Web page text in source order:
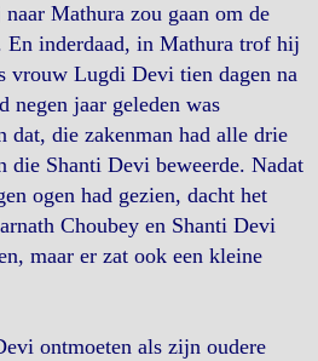
Mathura zou gaan om de
En inderdaad, in Mathura trof hij
vrouw Lugdi Devi tien dagen na
negen jaar geleden was
dat, die zakenman had alle drie
die Shanti Devi beweerde. Nadat
ogen had gezien, dacht het
Choubey en Shanti Devi
maar er zat ook een kleine
ontmoeten als zijn oudere